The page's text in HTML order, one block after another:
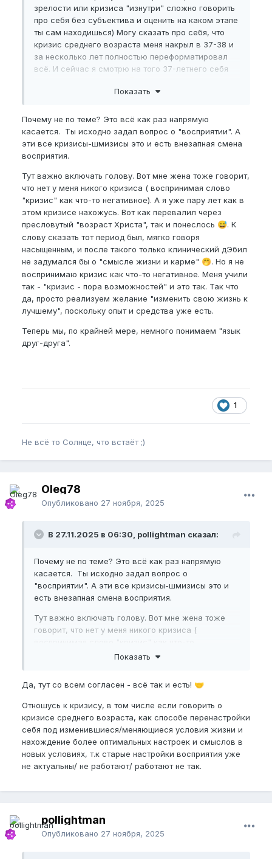
зрелости или кризиса "изнутри" сложно говорить
про себя без субъектива и оценить на каком этапе
ты сам находишься) Могу сказать про себя, что
кризис среднего возраста меня накрыл в 37-38 и
за несколько лет полностью переформатировал
всё. И сейчас я смотрю на того 37-летнего себя
Показать
Почему не по теме? Это всё как раз напрямую
касается. Ты исходно задал вопрос о "восприятии". А
эти все кризисы-шмизисы это и есть внезапная смена
восприятия.
Тут важно включать голову. Вот мне жена тоже говорит,
что нет у меня никого кризиса ( воспринимая слово
"кризис" как что-то негативное). А я уже пару лет как в
этом кризисе нахожусь. Вот как перевалил через
пресловутый "возраст Христа", так и понеслось 😅. К
слову сказать тот период был, мягко говоря
насыщенным, и после такого только клинический дЭбил
не задумался бы о "смысле жизни и карме" 🤭. Но я не
воспринимаю кризис как что-то негативное. Меня учили
так - "кризис - пора возможностей" и это так. Так что
да, просто реализуем желание "изменить свою жизнь к
лучшему", поскольку опыт и средства уже есть.
Теперь мы, по крайней мере, немного понимаем "язык
друг-друга".
1
Не всё то Солнце, что встаёт ;)
Oleg78
Опубликовано 27 ноября, 2025
В 27.11.2025 в 06:30, pollightman сказал:
Почему не по теме? Это всё как раз напрямую
касается. Ты исходно задал вопрос о
"восприятии". А эти все кризисы-шмизисы это и
есть внезапная смена восприятия.
Тут важно включать голову. Вот мне жена тоже
говорит, что нет у меня никого кризиса (
негативное). А я уже пару лет как в этом кризисе
сказать тот период был, мягко говоря
насыщенным, и после такого только клинический
дЭбил не задумался бы о "смысле жизни и карме"
🤭. Но я не воспринимаю кризис как что-то
негативное. Меня учили так - "кризис - пора
возможностей" и это так. Так что да, просто
реализуем желание "изменить свою жизнь к
Показать
Да, тут со всем согласен - всё так и есть! 🤝
Отношусь к кризису, в том числе если говорить о
кризисе среднего возраста, как способе перенастройки
себя под изменившиеся/меняющиеся условия жизни и
нахождение более оптимальных настроек и смыслов в
новых условиях, т.к старые настройки восприятия уже
не актуальны/ не работают/ работают не так.
pollightman
Опубликовано 27 ноября, 2025